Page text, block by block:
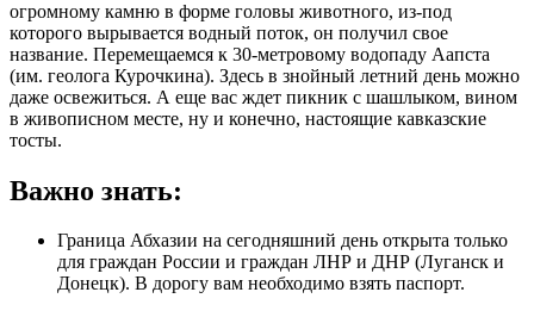
огромному камню в форме головы животного, из-под
которого вырывается водный поток, он получил свое
название. Перемещаемся к 30-метровому водопаду Аапста
(им. геолога Курочкина). Здесь в знойный летний день можно
даже освежиться. А еще вас ждет пикник с шашлыком, вином
в живописном месте, ну и конечно, настоящие кавказские
тосты.
Важно знать:
Граница Абхазии на сегодняшний день открыта только
для граждан России и граждан ЛНР и ДНР (Луганск и
Донецк). В дорогу вам необходимо взять паспорт.